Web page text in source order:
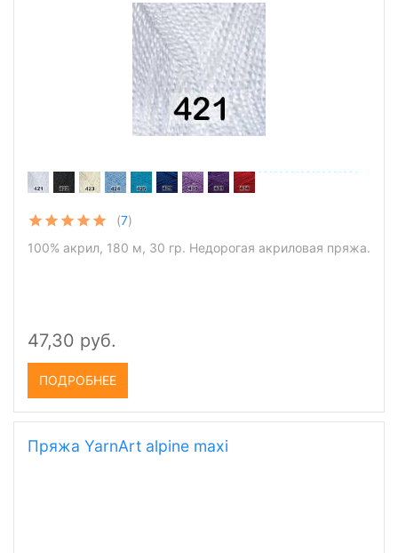
(7)
100% акрил, 180 м, 30 гр. Недорогая акриловая пряжа.
47,30 руб.
ПОДРОБНЕЕ
Пряжа YarnArt alpine maxi